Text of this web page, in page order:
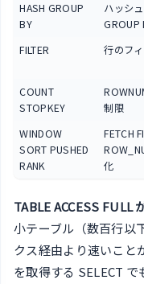
HASH GROUP
BY
ハッシ
GROUP
FILTER 行のフ
COUNT
STOPKEY
制限
WINDOW
SORT PUSHED
RANK
FETCH
化
TABLE ACCESS FULL
小テーブル（数百行以
クス経由より速いこと
を取得する SELECT